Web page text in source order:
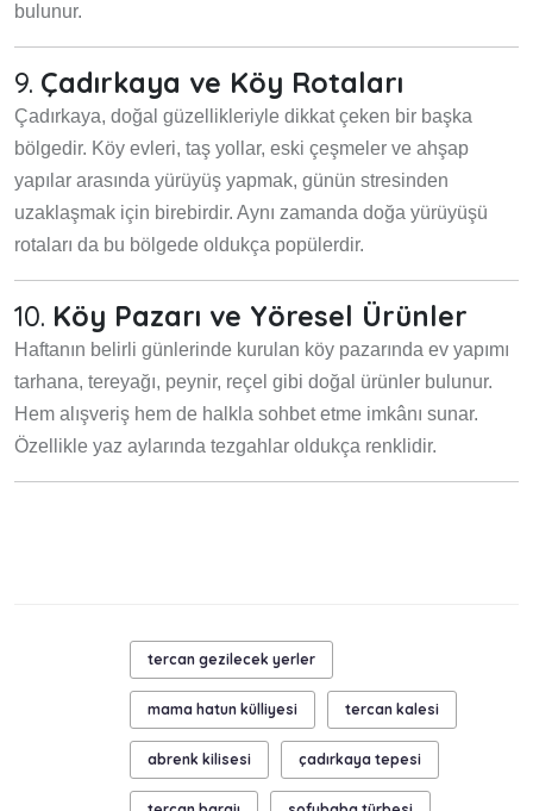
bulunur.
9. Çadırkaya ve Köy Rotaları
Çadırkaya, doğal güzellikleriyle dikkat çeken bir başka
bölgedir. Köy evleri, taş yollar, eski çeşmeler ve ahşap
yapılar arasında yürüyüş yapmak, günün stresinden
uzaklaşmak için birebirdir. Aynı zamanda doğa yürüyüşü
rotaları da bu bölgede oldukça popülerdir.
10. Köy Pazarı ve Yöresel Ürünler
Haftanın belirli günlerinde kurulan köy pazarında ev yapımı
tarhana, tereyağı, peynir, reçel gibi doğal ürünler bulunur.
Hem alışveriş hem de halkla sohbet etme imkânı sunar.
Özellikle yaz aylarında tezgahlar oldukça renklidir.
tercan gezilecek yerler
mama hatun külliyesi tercan kalesi
abrenk kilisesi çadırkaya tepesi